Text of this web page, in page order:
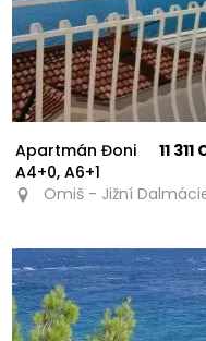
Apartmán Đoni
A4+0, A6+1
11 311
Omiš - Jižní